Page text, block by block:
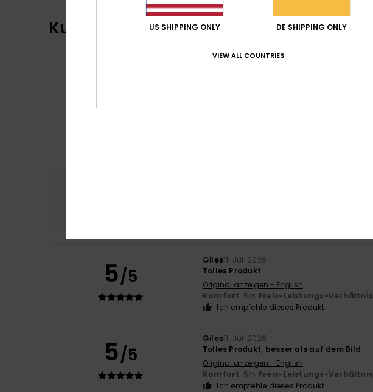
Kundenbewertungen
5/5
Giles11. Juli 2026
Tolles Produkt
Original anzeigen - English
Komfort: 5/5 Preis-Leistungs-Verhältnis
Ich empfehle dieses Produkt
5/5
Giles11. Juli 2026
Tolles Produkt, besser als auf dem Bild
Original anzeigen - English
Komfort: 5/5 Preis-Leistungs-Verhältnis
Ich empfehle dieses Produkt
US SHIPPING ONLY DE SHIPPING ONLY
VIEW ALL COUNTRIES